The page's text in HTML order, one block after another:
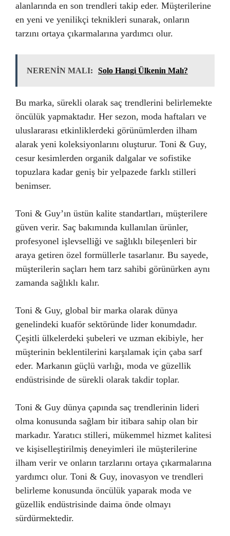
alanlarında en son trendleri takip eder. Müşterilerine
en yeni ve yenilikçi teknikleri sunarak, onların
tarzını ortaya çıkarmalarına yardımcı olur.
NERENİN MALI: Solo Hangi Ülkenin Malı?
Bu marka, sürekli olarak saç trendlerini belirlemekte
öncülük yapmaktadır. Her sezon, moda haftaları ve
uluslararası etkinliklerdeki görünümlerden ilham
alarak yeni koleksiyonlarını oluşturur. Toni & Guy,
cesur kesimlerden organik dalgalar ve sofistike
topuzlara kadar geniş bir yelpazede farklı stilleri
benimser.
Toni & Guy’ın üstün kalite standartları, müşterilere
güven verir. Saç bakımında kullanılan ürünler,
profesyonel işlevselliği ve sağlıklı bileşenleri bir
araya getiren özel formüllerle tasarlanır. Bu sayede,
müşterilerin saçları hem tarz sahibi görünürken aynı
zamanda sağlıklı kalır.
Toni & Guy, global bir marka olarak dünya
genelindeki kuaför sektöründe lider konumdadır.
Çeşitli ülkelerdeki şubeleri ve uzman ekibiyle, her
müşterinin beklentilerini karşılamak için çaba sarf
eder. Markanın güçlü varlığı, moda ve güzellik
endüstrisinde de sürekli olarak takdir toplar.
Toni & Guy dünya çapında saç trendlerinin lideri
olma konusunda sağlam bir itibara sahip olan bir
markadır. Yaratıcı stilleri, mükemmel hizmet kalitesi
ve kişiselleştirilmiş deneyimleri ile müşterilerine
ilham verir ve onların tarzlarını ortaya çıkarmalarına
yardımcı olur. Toni & Guy, inovasyon ve trendleri
belirleme konusunda öncülük yaparak moda ve
güzellik endüstrisinde daima önde olmayı
sürdürmektedir.